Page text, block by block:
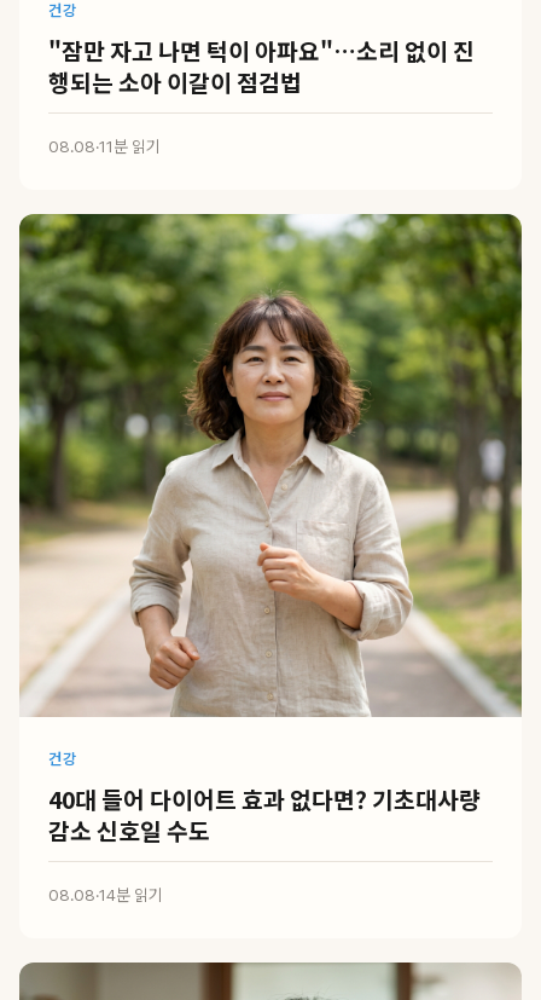
건강
"잠만 자고 나면 턱이 아파요"…소리 없이 진
행되는 소아 이갈이 점검법
08.08·11분 읽기
건강
40대 들어 다이어트 효과 없다면? 기초대사량
감소 신호일 수도
08.08·14분 읽기